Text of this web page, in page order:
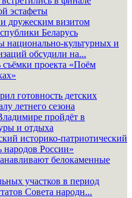
эстафеты
дружеским визитом
Беларусь
национально-культурных и
обсудили на...
проекта «Поём
готовность детских
летнего сезона
пройдёт в
и отдыха
историко-патриотический
России»
белокаменные
участков в период
Совета народн...